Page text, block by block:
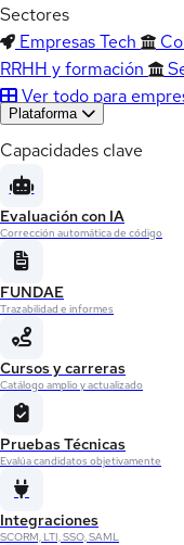
Sectores
Empresas Tech
RRHH y formación
Ver todo para
Plataforma
Capacidades clave
Evaluación con IA
Corrección automática de código
FUNDAE
Trazabilidad e informes
Cursos y carreras
Catálogo amplio y actualizado
Pruebas Técnicas
Evalúa candidatos objetivamente
Integraciones
SCORM, LTI, SSO, SAML